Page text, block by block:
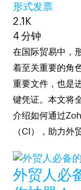
形式发票
2.1K
4 分钟
在国际贸易中，
着至关重要的角
重要文件，也是
键凭证。本文将
介绍如何通过
（CI），助力外
外贸人必